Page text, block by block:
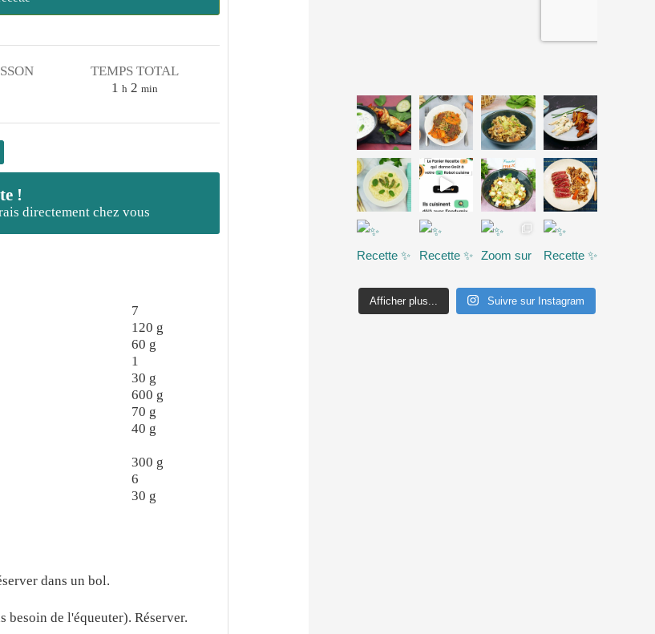
TEMPS TOTAL
1 heure
h 2minutes
min
!
directement chez vous
7
120 g
60 g
1
30 g
600 g
70 g
40 g
300 g
6
30 g
dans un bol.
de l'équeuter). Réserver.
Afficher plus... Suivre sur Instagram